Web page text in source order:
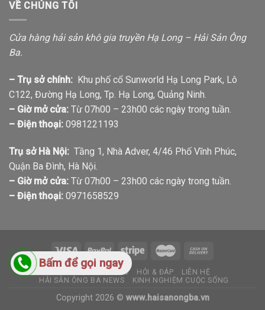
VỀ CHÚNG TÔI
Cửa hàng hải sản khô gia truyền Hạ Long – Hải Sản Ông
Ba.
– Trụ sở chính: Khu phố cổ Sunworld Hạ Long Park, Lô
C122, Đường Hạ Long, Tp. Hạ Long, Quảng Ninh.
– Giờ mở cửa: Từ 07h00 – 23h00 các ngày trong tuần.
– Điện thoại: 0981221193
Trụ sở Hà Nội: Tầng 1, Nhà Adver, 4/46 Phố Vĩnh Phúc,
Quận Ba Đình, Hà Nội.
– Giờ mở cửa: Từ 07h00 – 23h00 các ngày trong tuần.
– Điện thoại: 0971658529
GIỚI THIỆU TIN TỨC HỎI & ĐÁP
LIÊN HỆ
HẢI SẢN ÔNG BA NEWS
KINH NGHIỆM CUỘC SỐNG
Copyright 2026 © www.haisanongba.vn
Bấm để gọi ngay